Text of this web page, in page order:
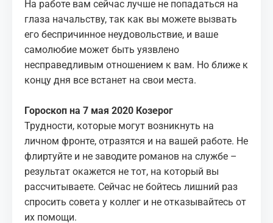
На работе вам сейчас лучше не попадаться на
глаза начальству, так как вы можете вызвать
его беспричинное неудовольствие, и ваше
самолюбие может быть уязвлено
несправедливым отношением к вам. Но ближе к
концу дня все встанет на свои места.
Гороскоп на 7 мая 2020 Козерог
Трудности, которые могут возникнуть на
личном фронте, отразятся и на вашей работе. Не
флиртуйте и не заводите романов на службе –
результат окажется не тот, на который вы
рассчитываете. Сейчас не бойтесь лишний раз
спросить совета у коллег и не отказывайтесь от
их помощи.